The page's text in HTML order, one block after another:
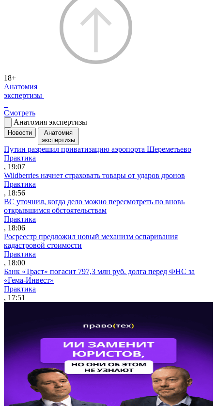
18+
Анатомия
экспертизы
Смотреть
Анатомия экспертизы
Новости
Анатомия
экспертизы
Путин разрешил приватизацию аэропорта Шереметьево
Практика
, 19:07
Wildberries начнет страховать товары от ударов дронов
Практика
, 18:56
ВС уточнил, когда дело можно пересмотреть по вновь
открывшимся обстоятельствам
Практика
, 18:06
Росреестр предложил новый механизм оспаривания
кадастровой стоимости
Практика
, 18:00
Банк «Траст» погасит 797,3 млн руб. долга перед ФНС за
«Гема-Инвест»
Практика
, 17:51